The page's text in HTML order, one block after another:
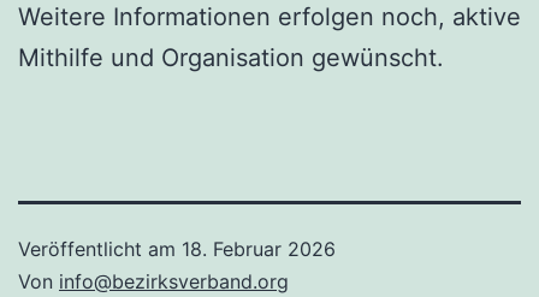
Weitere Informationen erfolgen noch, aktive
Mithilfe und Organisation gewünscht.
Veröffentlicht am 18. Februar 2026
Von info@bezirksverband.org